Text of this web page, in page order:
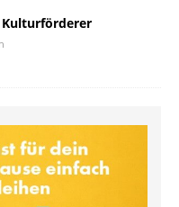
Kulturförderer